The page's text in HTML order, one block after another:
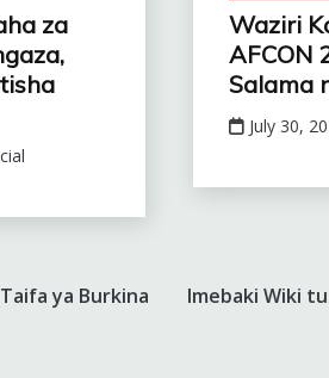
za
Waziri
AFCON
Salama
July 30,
ya Burkina
Imebaki Wiki